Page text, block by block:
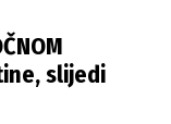
slijedi